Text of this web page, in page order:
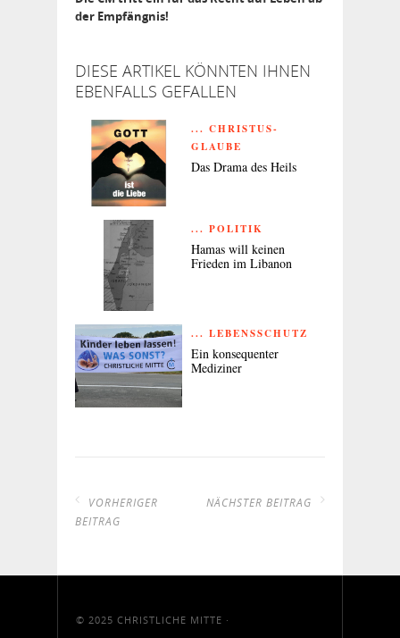
der Empfängnis!
DIESE ARTIKEL KÖNNTEN IHNEN
EBENFALLS GEFALLEN
... CHRISTUS-
GLAUBE
Das Drama des Heils
... POLITIK
Hamas will keinen
Frieden im Libanon
... LEBENSSCHUTZ
Ein konsequenter
Mediziner
VORHERIGER
BEITRAG
NÄCHSTER BEITRAG
© 2025 CHRISTLICHE MITTE ·